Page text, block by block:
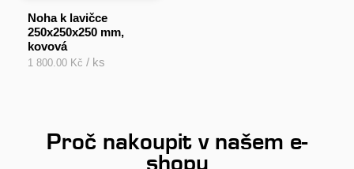
Noha k lavičce
250x250x250 mm,
kovová
1 800.00 Kč / ks
Proč nakoupit v našem e-
shopu